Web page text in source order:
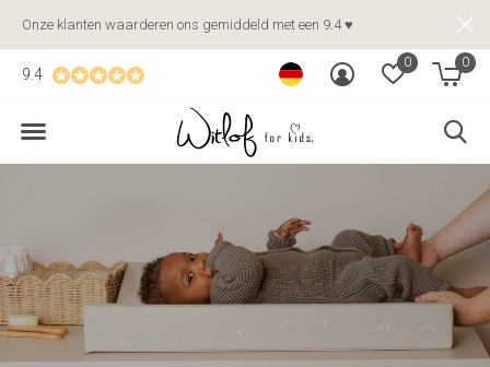
0 0
9.4
Onze klanten waarderen ons gemiddeld met een 9.4 ♥